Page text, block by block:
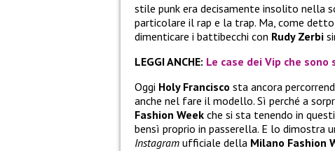
stile punk era decisamente insolito nella
particolare il rap e la trap. Ma, come
dimenticare i battibecchi con Rudy Zerbi
LEGGI ANCHE: Le case dei Vip che
Oggi Holy Francisco sta ancora
anche nel fare il modello. Sì perché a
Fashion Week che si sta tenendo in
bensì proprio in passerella. E lo dimostra
Instagram ufficiale della Milano Fashion